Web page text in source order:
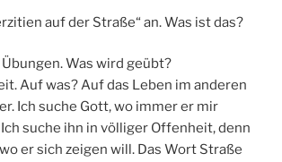
auf der Straße“ an. Was ist das?
Was wird geübt?
Auf was? Auf das Leben im anderen
Ich suche Gott, wo immer er mir
suche ihn in völliger Offenheit, denn
er sich zeigen will. Das Wort Straße